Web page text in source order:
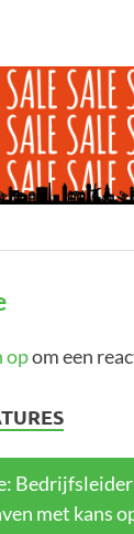
opom een
met kans